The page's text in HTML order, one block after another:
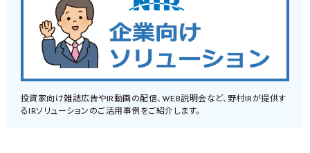
投資家向け雑誌広告やIR動画の配信、WEB説明会など、野村IRが提供す
るIRソリューションのご活用事例をご紹介します。